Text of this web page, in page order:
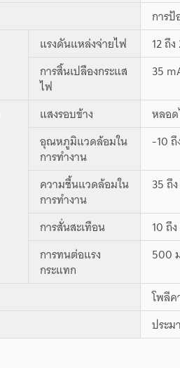
การ
แรงดันแหล่งจ่ายไฟ
12 ถึ
การสิ้นเปลืองกระแส
ไฟ
35
แสงรอบข้าง
หลอ
อุณหภูมิแวดล้อมใน
การทำงาน
-10 ถึ
ความชื้นแวดล้อมใน
การทำงาน
35 ถึ
การสั่นสะเทือน
10 ถึ
การทนต่อแรง
กระแทก
500
โพลีค
ประม